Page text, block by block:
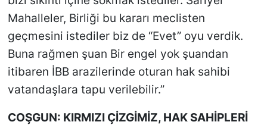
Mahalleler, Birliği bu kararı meclisten
geçmesini istediler biz de “Evet” oyu verdik.
Buna rağmen şuan Bir engel yok şuandan
itibaren İBB arazilerinde oturan hak sahibi
vatandaşlara tapu verilebilir.”
COŞGUN: KIRMIZI ÇİZGİMİZ, HAK SAHİPLERİ